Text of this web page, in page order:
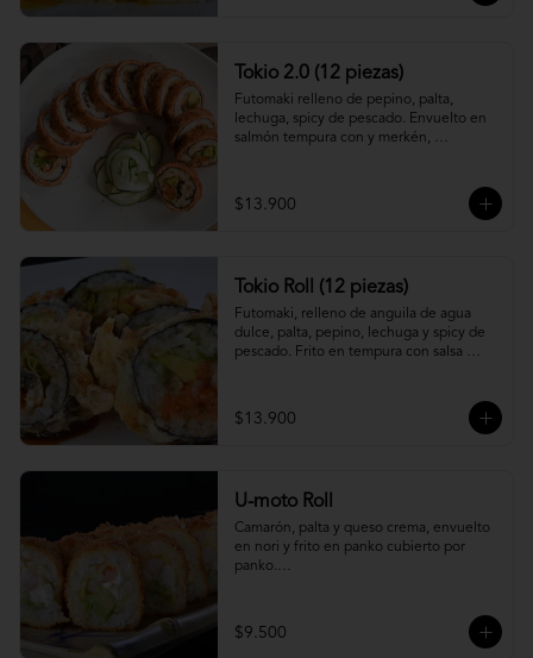
Tokio 2.0 (12 piezas)
Futomaki relleno de pepino, palta,
lechuga, spicy de pescado. Envuelto en
salmón tempura con y merkén,
$13.900
Tokio Roll (12 piezas)
Futomaki, relleno de anguila de agua
dulce, palta, pepino, lechuga y spicy de
pescado. Frito en tempura con salsa
$13.900
U-moto Roll
Camarón, palta y queso crema, envuelto
en nori y frito en panko cubierto por
panko.
$9.500